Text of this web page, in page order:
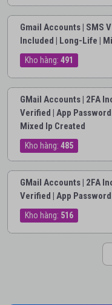
Gmail Accounts | SMS
Included | Long-Life |
Kho hàng: 491
GMail Accounts | 2FA
Verified | App Password
Mixed Ip Created
Kho hàng: 485
GMail Accounts | 2FA
Verified | App
Kho hàng: 516